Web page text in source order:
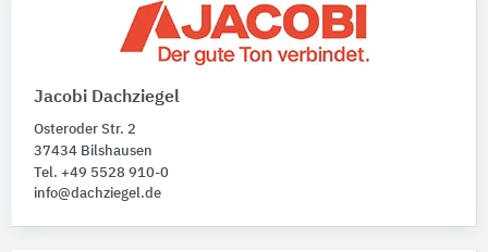
Jacobi Dachziegel
Osteroder Str. 2
37434 Bilshausen
Tel. +49 5528 910-0
info@dachziegel.de